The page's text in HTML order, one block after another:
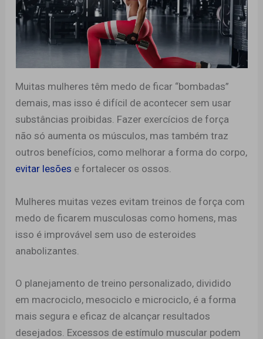
Muitas mulheres têm medo de ficar “bombadas”
demais, mas isso é difícil de acontecer sem usar
substâncias proibidas. Fazer exercícios de força
não só aumenta os músculos, mas também traz
outros benefícios, como melhorar a forma do corpo,
evitar lesões e fortalecer os ossos.
Mulheres muitas vezes evitam treinos de força com
medo de ficarem musculosas como homens, mas
isso é improvável sem uso de esteroides
anabolizantes.
O planejamento de treino personalizado, dividido
em macrociclo, mesociclo e microciclo, é a forma
mais segura e eficaz de alcançar resultados
desejados. Excessos de estímulo muscular podem